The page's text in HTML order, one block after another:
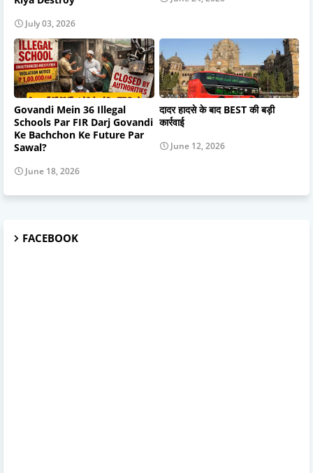
July 03, 2026
Govandi Mein 36 Illegal
Schools Par FIR Darj Govandi
Ke Bachchon Ke Future Par
Sawal?
June 18, 2026
दादर हादसे के बाद BEST की बड़ी
कार्रवाई
June 12, 2026
FACEBOOK